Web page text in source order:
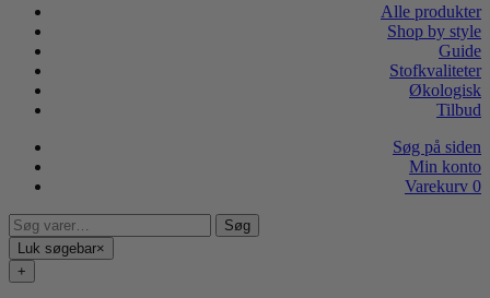
Alle produkter
Shop by style
Guide
Stofkvaliteter
Økologisk
Tilbud
Søg på siden
Min konto
Varekurv 0
Søg
efter:
Søg
Luk søgebar×
+